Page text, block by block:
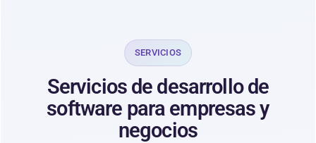
SERVICIOS
Servicios de desarrollo de
software para empresas y
negocios